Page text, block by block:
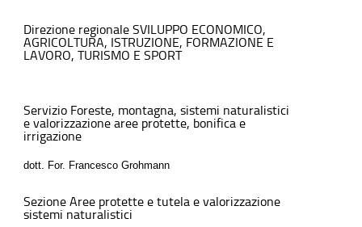
Direzione regionale SVILUPPO ECONOMICO,
AGRICOLTURA, ISTRUZIONE, FORMAZIONE E
LAVORO, TURISMO E SPORT
Servizio Foreste, montagna, sistemi naturalistici
e valorizzazione aree protette, bonifica e
irrigazione
dott. For. Francesco Grohmann
Sezione Aree protette e tutela e valorizzazione
sistemi naturalistici